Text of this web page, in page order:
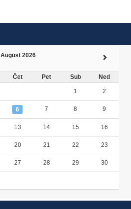
August 2026
Čet Pet Sub Ned
1 2
6 7 8 9
13 14 15 16
20 21 22 23
27 28 29 30